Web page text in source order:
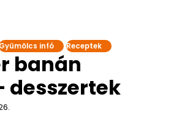
infó Receptek
banán
desszertek